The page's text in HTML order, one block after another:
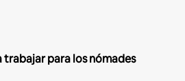
trabajar para los nómades